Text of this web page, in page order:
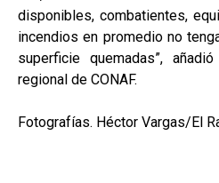
disponibles, combatientes,
incendios en promedio no
superficie quemadas”,
regional de CONAF.
Fotografías. Héctor Vargas/El